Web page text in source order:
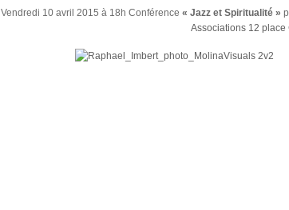
Vendredi 10 avril 2015 à 18h Conférence « Jazz et Spiritualité »
Associations 12 place